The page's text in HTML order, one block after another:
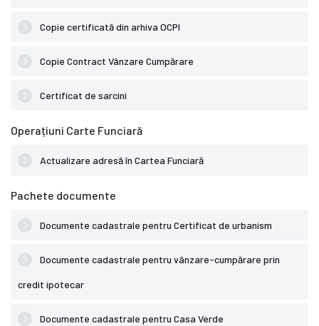
Copie certificată din arhiva OCPI
Copie Contract Vânzare Cumpărare
Certificat de sarcini
Operațiuni Carte Funciară
Actualizare adresă în Cartea Funciară
Pachete documente
Documente cadastrale pentru Certificat de urbanism
Documente cadastrale pentru vânzare-cumpărare prin
credit ipotecar
Documente cadastrale pentru Casa Verde